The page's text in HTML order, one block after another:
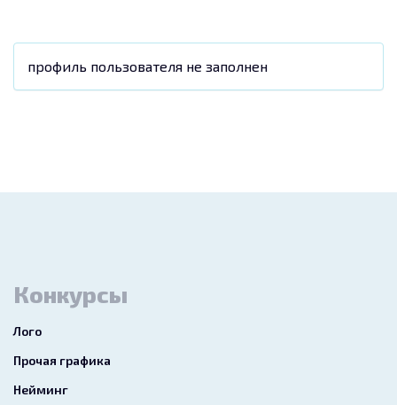
профиль пользователя не заполнен
Конкурсы
Лого
Прочая графика
Нейминг